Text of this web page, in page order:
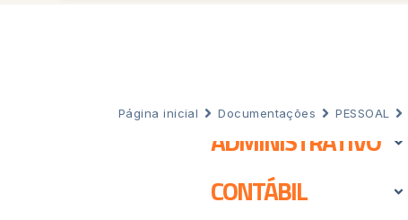
Página inicial Documentações PESSOAL
ADMINISTRATIVO
CONTÁBIL